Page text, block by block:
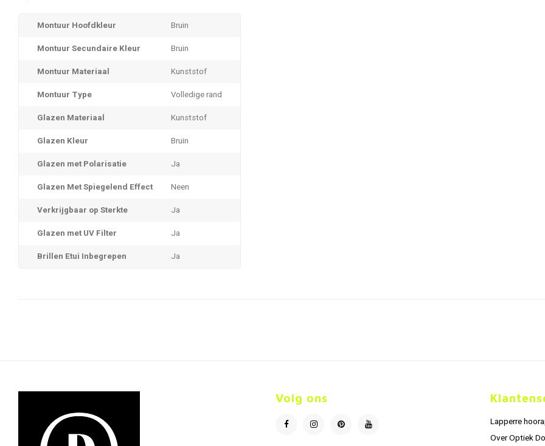
Montuur Hoofdkleur
Bruin
Montuur Secundaire Kleur
Bruin
Montuur Materiaal
Kunststof
Montuur Type
Volledige rand
Glazen Materiaal
Kunststof
Glazen Kleur
Bruin
Glazen met Polarisatie
Ja
Glazen Met Spiegelend Effect
Neen
Verkrijgbaar op Sterkte
Ja
Glazen met UV Filter
Ja
Brillen Etui Inbegrepen
Ja
Volg ons
Lapperre
Over Optiek